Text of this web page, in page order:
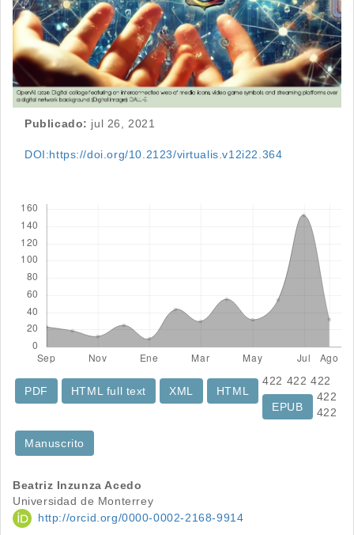
Publicado: jul 26, 2021
DOI:https://doi.org/10.2123/virtualis.v12i22.364
422
PDF
422
HTML full text
XML
422
HTML
422
EPUB
422
Manuscrito
Contenido
principal
Beatriz Inzunza Acedo
Universidad de Monterrey
http://orcid.org/0000-0002-2168-9914